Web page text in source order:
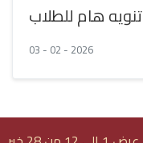
تنويه هام للطلاب
03 - 02 - 2026